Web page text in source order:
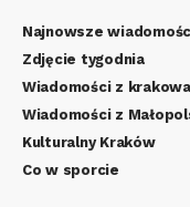
Najnowsze
Zdjęcie tygodnia
Wiadomości z krakowa
Wiadomości z
Kulturalny Kraków
Co w sporcie